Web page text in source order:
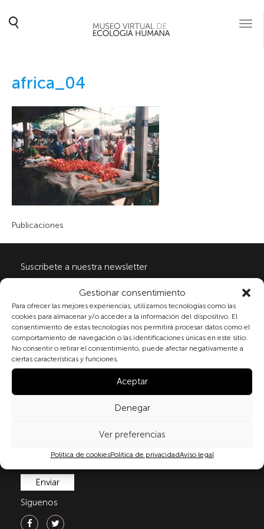
Gestionar consentimiento
Para ofrecer las mejores experiencias, utilizamos tecnologías como las
cookies para almacenar y/o acceder a la información del dispositivo. El
consentimiento de estas tecnologías nos permitirá procesar datos como el
comportamiento de navegación o las identificaciones únicas en este sitio.
No consentir o retirar el consentimiento, puede afectar negativamente a
ciertas características y funciones.
Aceptar
Denegar
Ver preferencias
Política de cookiesPolítica de privacidadAviso legal
africa_04
Publicaciones
Suscribete a nuestra newsletter
Al marcar la casilla y enviar este formulario, usted
consiente expresamente el tratamiento de sus datos
personales conforme a la normativa vigente en
materia de protección de datos personales, en
particular, de acuerdo con lo dispuesto en el
Reglamento (UE) 2016/679 del Parlamento Europeo y
del Consejo de 27 de abril de 2016 (RGPD) y la Ley
Datos Personales y garantía de los derechos
política de privacidad
Síguenos